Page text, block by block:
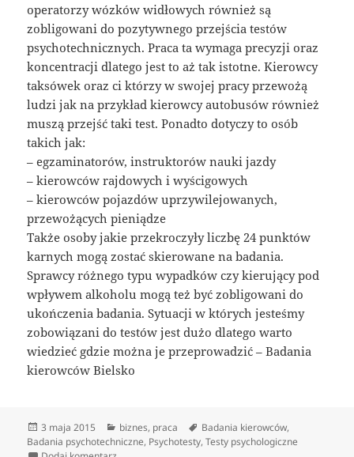
operatorzy wózków widłowych również są
zobligowani do pozytywnego przejścia testów
psychotechnicznych. Praca ta wymaga precyzji oraz
koncentracji dlatego jest to aż tak istotne. Kierowcy
taksówek oraz ci którzy w swojej pracy przewożą
ludzi jak na przykład kierowcy autobusów również
muszą przejść taki test. Ponadto dotyczy to osób
takich jak:
– egzaminatorów, instruktorów nauki jazdy
– kierowców rajdowych i wyścigowych
– kierowców pojazdów uprzywilejowanych,
przewożących pieniądze
Także osoby jakie przekroczyły liczbę 24 punktów
karnych mogą zostać skierowane na badania.
Sprawcy różnego typu wypadków czy kierujący pod
wpływem alkoholu mogą też być zobligowani do
ukończenia badania. Sytuacji w których jesteśmy
zobowiązani do testów jest dużo dlatego warto
wiedzieć gdzie można je przeprowadzić – Badania
kierowców Bielsko
Data
publikacji
3 maja 2015 Kategorie
biznes, praca Tagi
Badania kierowców,
Badania psychotechniczne, Psychotesty,Testy psychologiczne